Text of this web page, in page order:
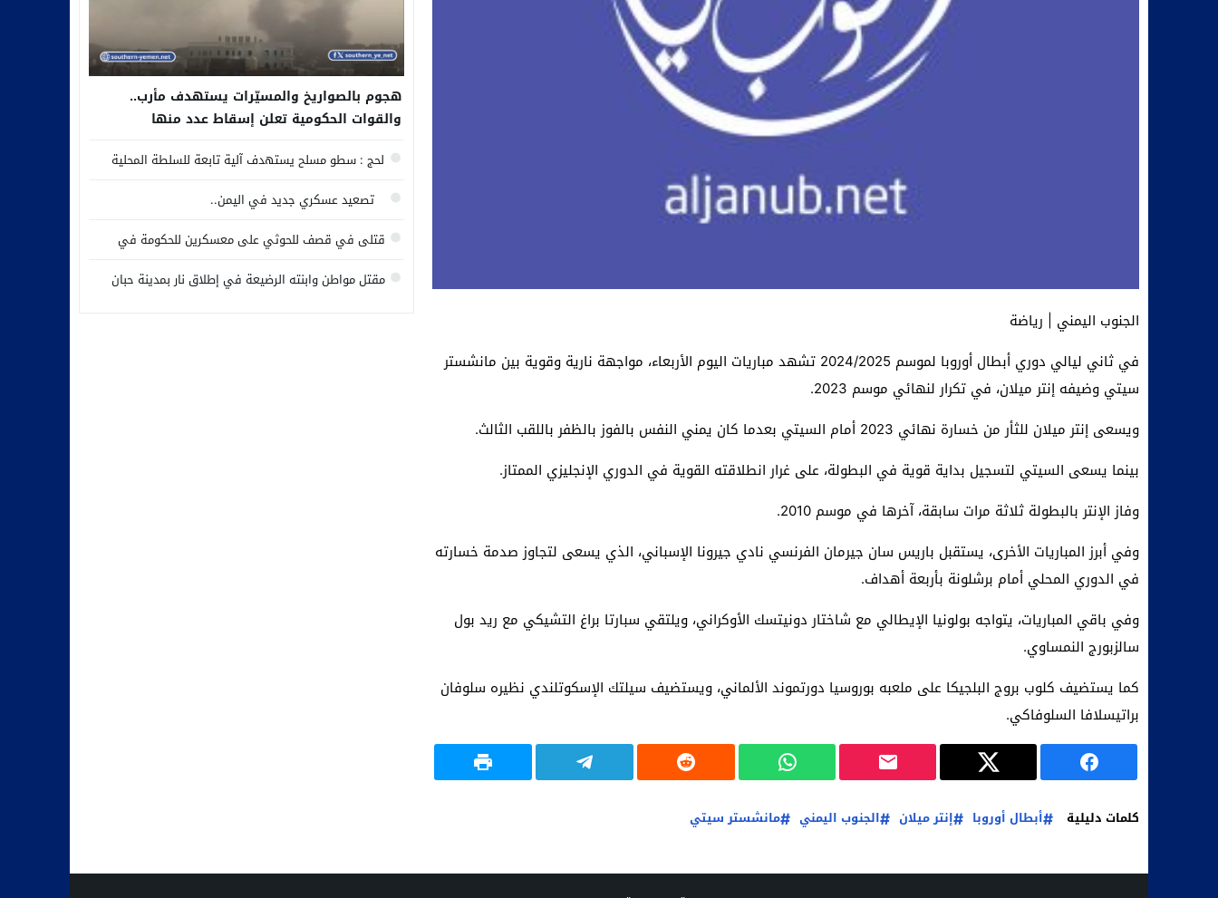
الجنوب اليمني | رياضة
في ثاني ليالي دوري أبطال أوروبا لموسم 2024/2025 تشهد مباريات اليوم الأربعاء، مواجهة نارية وقوية بين مانشستر
سيتي وضيفه إنتر ميلان، في تكرار لنهائي موسم 2023.
ويسعى إنتر ميلان للثأر من خسارة نهائي 2023 أمام السيتي بعدما كان يمني النفس بالفوز بالظفر باللقب الثالث.
بينما يسعى السيتي لتسجيل بداية قوية في البطولة، على غرار انطلاقته القوية في الدوري الإنجليزي الممتاز.
وفاز الإنتر بالبطولة ثلاثة مرات سابقة، آخرها في موسم 2010.
وفي أبرز المباريات الأخرى، يستقبل باريس سان جيرمان الفرنسي نادي جيرونا الإسباني، الذي يسعى لتجاوز صدمة خسارته
في الدوري المحلي أمام برشلونة بأربعة أهداف.
وفي باقي المباريات، يتواجه بولونيا الإيطالي مع شاختار دونيتسك الأوكراني، ويلتقي سبارتا براغ التشيكي مع ريد بول
سالزبورج النمساوي.
كما يستضيف كلوب بروج البلجيكا على ملعبه بوروسيا دورتموند الألماني، ويستضيف سيلتك الإسكوتلندي نظيره سلوفان
براتيسلافا السلوفاكي.
كلمات دليلية أبطال أوروبا إنتر ميلان الجنوب اليمني مانشستر سيتي
هجوم بالصواريخ والمسيّرات يستهدف مأرب..
والقوات الحكومية تعلن إسقاط عدد منها
لحج : سطو مسلح يستهدف آلية تابعة للسلطة المحلية
تصعيد عسكري جديد في اليمن..
قتلى في قصف للحوثي على معسكرين للحكومة في
مقتل مواطن وابنته الرضيعة في إطلاق نار بمدينة حبان